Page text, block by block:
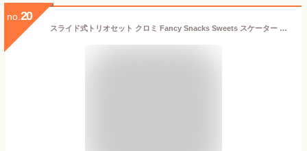
no. 20
スライド式トリオセット クロミ Fancy Snacks Sweets スケーター TACC2 / 日本製 食洗機対応 キッズ用 子供用 子ども用 こども用 園児 幼稚園 お箸 フォーク スプーン キャラクター かわいい おしゃれ オシャレ カワイイ Sanrio サンリオ クロミちゃん 紫 パープル 女の子